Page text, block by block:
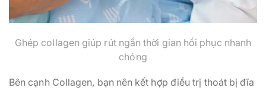
Ghép collagen giúp rút ngắn thời gian hồi phục nhanh
chóng
Bên cạnh Collagen, bạn nên kết hợp điều trị thoát bị đĩa